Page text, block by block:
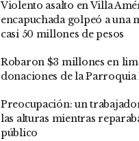
Violento asalto en Villa
encapuchada golpeó a una
casi 50 millones de pesos
Robaron $3 millones en
donaciones de la Parroquia
Preocupación: un
las alturas mientras
público